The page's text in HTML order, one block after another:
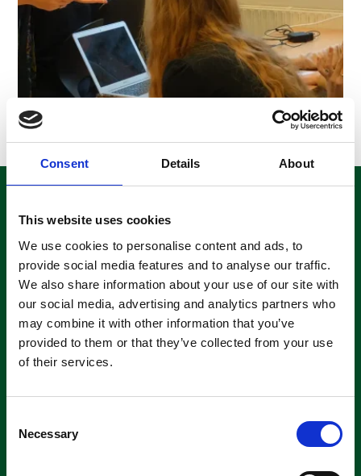
Consent Details About
This website uses cookies
We use cookies to personalise content and ads, to
provide social media features and to analyse our traffic.
We also share information about your use of our site with
our social media, advertising and analytics partners who
may combine it with other information that you’ve
provided to them or that they’ve collected from your use
of their services.
Selection
Necessary
thlang@thlang.dk
EAN-nr 5740032406450
Kontorets åbningstider
Kontor: 86 82 28 97
Mandag - torsdag: 09:00-12:00
Fredag: 09:00 - 12:00